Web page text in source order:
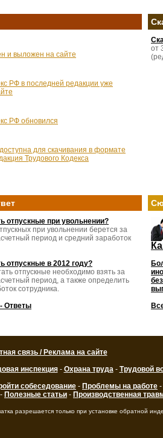
и выложен на сайте
РФ в последней редакции уже
РФ обновился
для скачивания в формате
Трудового Кодекса
от
отпускные при увольнении?
при увольнении берется за
период и средний заработок
отпускные в 2012 году?
отпускные необходимо взять за
период, а также определить
сотрудника.
Ответы
связь / Реклама на сайте
инспекция- Охрана труда- Трудовой
собеседование - Проблемы на работе -
- Полезные статьи - Производственная
разрешается только при установке обратной